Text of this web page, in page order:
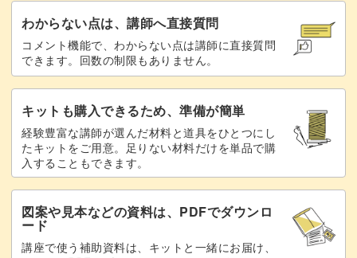
①②トップジェルでコーティングする
①②仕上げ 63:46
わからない点は、講師へ直接質問
コメント機能で、わからない点は講師に直接質問
できます。回数の制限もありません。
キットも購入できるため、準備が簡単
経験豊富な講師が選んだ材料と道具をひとつにし
たキットをご用意。足りない材料だけを単品で購
入することもできます。
図案や見本などの資料は、PDFでダウンロ
ード
講座で使う補助資料は、キットと一緒にお届け、